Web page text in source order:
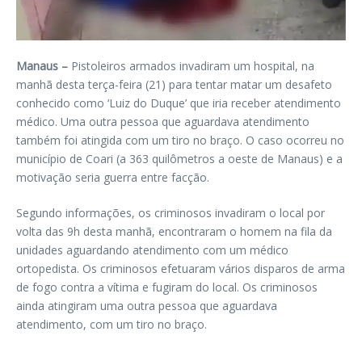
Manaus – Pistoleiros armados invadiram um hospital, na
manhã desta terça-feira (21) para tentar matar um desafeto
conhecido como ‘Luiz do Duque’ que iria receber atendimento
médico. Uma outra pessoa que aguardava atendimento
também foi atingida com um tiro no braço. O caso ocorreu no
município de Coari (a 363 quilômetros a oeste de Manaus) e a
motivação seria guerra entre facção.
Segundo informações, os criminosos invadiram o local por
volta das 9h desta manhã, encontraram o homem na fila da
unidades aguardando atendimento com um médico
ortopedista. Os criminosos efetuaram vários disparos de arma
de fogo contra a vítima e fugiram do local. Os criminosos
ainda atingiram uma outra pessoa que aguardava
atendimento, com um tiro no braço.